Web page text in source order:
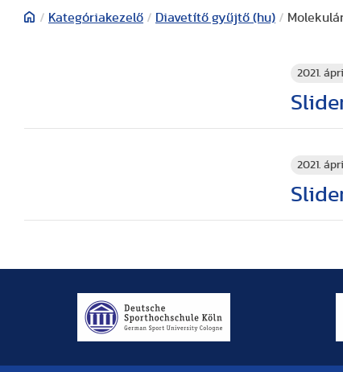
/ Kategóriakezelő / Diavetítő gyűjtő (hu) /
2021.
2021.